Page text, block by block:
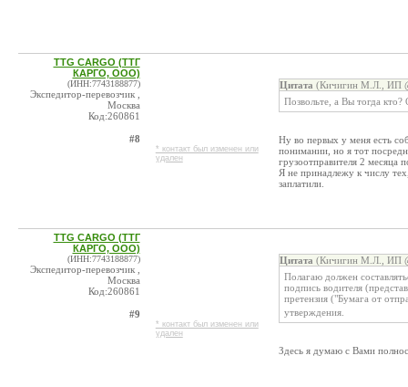
TTG CARGO (ТТГ
КАРГО, ООО)
(ИНН:7743188877)
Экспедитор-перевозчик ,
Москва
Код:260861
#8
* контакт был изменен или
удален
Цитата (Кичигин М.Л., ИП
Позвольте, а Вы тогда
Ну во первых у меня есть
понимании, но я тот
грузоотправителя 2 месяца
Я не принадлежу к числу
заплатили.
TTG CARGO (ТТГ
КАРГО, ООО)
(ИНН:7743188877)
Экспедитор-перевозчик ,
Москва
Код:260861
#9
* контакт был изменен или
удален
Цитата (Кичигин М.Л., ИП
Полагаю должен
подпись водителя
претензия ("Бумага от
утверждения.
Здесь я думаю с Вами